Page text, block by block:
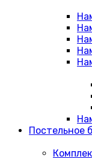
Постельное